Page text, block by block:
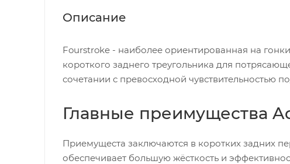
Описание
Fourstroke - наиболее ориентированная на
короткого заднего треугольника для
сочетании с превосходной чувствительностью
Главные преимущества
Приемущеста заключаются в коротких задних
обеспечивает большую жёсткость и